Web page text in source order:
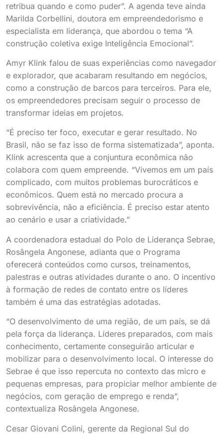
retribua quando e como puder”. A agenda teve ainda
Marilda Corbellini, doutora em empreendedorismo e
especialista em liderança, que abordou o tema “A
construção coletiva exige Inteligência Emocional”.
Amyr Klink falou de suas experiências como navegador
e explorador, que acabaram resultando em negócios,
como a construção de barcos para terceiros. Para ele,
os empreendedores precisam seguir o processo de
transformar ideias em projetos.
“É preciso ter foco, executar e gerar resultado. No
Brasil, não se faz isso de forma sistematizada”, aponta.
Klink acrescenta que a conjuntura econômica não
colabora com quem empreende. “Vivemos em um país
complicado, com muitos problemas burocráticos e
econômicos. Quem está no mercado procura a
sobrevivência, não a eficiência. É preciso estar atento
ao cenário e usar a criatividade.”
A coordenadora estadual do Polo de Liderança Sebrae,
Rosângela Angonese, adianta que o Programa
oferecerá conteúdos como cursos, treinamentos,
palestras e outras atividades durante o ano. O incentivo
à formação de redes de contato entre os líderes
também é uma das estratégias adotadas.
“O desenvolvimento de uma região, de um país, se dá
pela força da liderança. Líderes preparados, com mais
conhecimento, certamente conseguirão articular e
mobilizar para o desenvolvimento local. O interesse do
Sebrae é que isso repercuta no contexto das micro e
pequenas empresas, para propiciar melhor ambiente de
negócios, com geração de emprego e renda”,
contextualiza Rosângela Angonese.
Cesar Giovani Colini, gerente da Regional Sul do